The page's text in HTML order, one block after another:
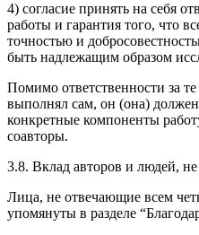
4) согласие принять на себя
работы и гарантия того, что
точностью и
быть надлежащим образом
Помимо ответственности за
выполнял сам, он (она) должен
конкретные компоненты
соавторы.
3.8. Вклад авторов и людей,
Лица, не отвечающие всем
упомянуты в разделе